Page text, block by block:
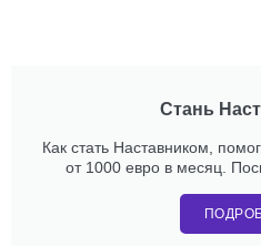
Стань
Как стать Наставником,
от 1000 евро в месяц.